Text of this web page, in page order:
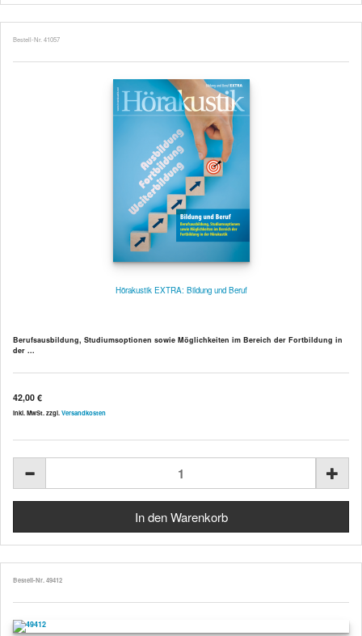
Bestell-Nr. 41057
Hörakustik EXTRA: Bildung und Beruf
Berufsausbildung, Studiumsoptionen sowie Möglichkeiten im Bereich der Fortbildung in
der ...
42,00 €
inkl. MwSt. zzgl. Versandkosten
Bestell-Nr. 49412